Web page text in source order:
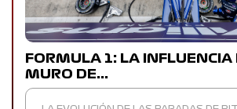
FORMULA 1: LA INFLUENCIA
MURO DE…